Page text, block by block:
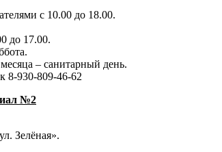
с 10.00 до 18.00.
до 17.00.
– санитарный день.
8-930-809-46-62
№2
Зелёная».